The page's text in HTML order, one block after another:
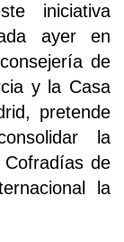
iniciativa
ayer en
de
y la Casa
pretende
la
de
la